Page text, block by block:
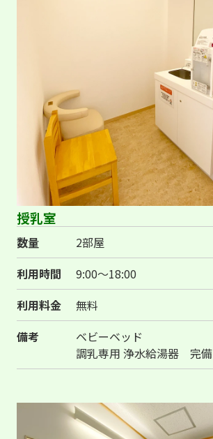
授乳室
数量
2部屋
利用時間
9:00～18:00
利用料金
無料
備考
ベビーベッド
調乳専用 浄水給湯器 完備